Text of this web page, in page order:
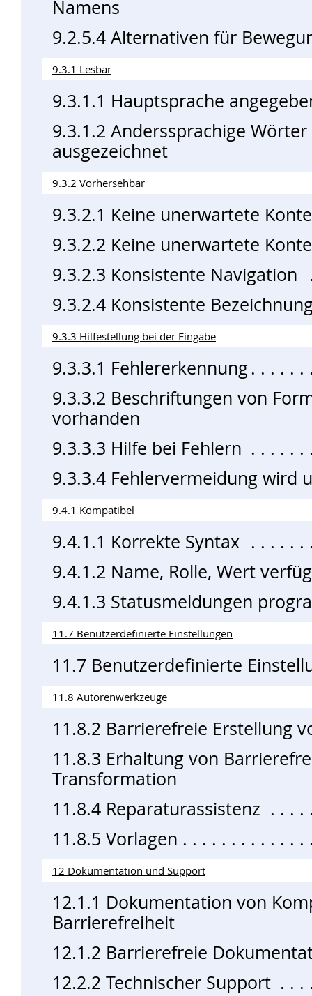
Namens
9.2.5.4 Alternativen für
9.3.1 Lesbar
9.3.1.1 Hauptsprache
9.3.1.2 Anderssprachige
ausgezeichnet
9.3.2 Vorhersehbar
9.3.2.1 Keine unerwartete
9.3.2.2 Keine unerwartete
9.3.2.3 Konsistente Navigation
9.3.2.4 Konsistente
9.3.3 Hilfestellung bei der Eingabe
9.3.3.1 Fehlererkennung
9.3.3.2 Beschriftungen von
vorhanden
9.3.3.3 Hilfe bei Fehlern
9.3.3.4 Fehlervermeidung wird
9.4.1 Kompatibel
9.4.1.1 Korrekte Syntax
9.4.1.2 Name, Rolle, Wert
9.4.1.3 Statusmeldungen
11.7 Benutzerdefinierte Einstellungen
11.7 Benutzerdefinierte
11.8 Autorenwerkzeuge
11.8.2 Barrierefreie Erstellung
11.8.3 Erhaltung von
Transformation
11.8.4 Reparaturassistenz
11.8.5 Vorlagen
12 Dokumentation und Support
12.1.1 Dokumentation von
Barrierefreiheit
12.1.2 Barrierefreie
12.2.2 Technischer Support